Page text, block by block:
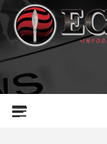
INFORMACIÓN PARA